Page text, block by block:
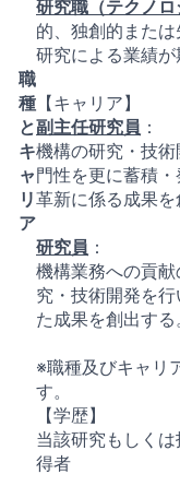
職
種
と
キ
ャ
リ
ア
研究職（テクノロ
的、独創的また
研究による業績
【キャリア】
副主任研究員 ：
機構の研究・技
門性を更に蓄積
革新に係る成果を
研究員 ：
機構業務への貢
究・技術開発を
た成果を創出する
※職種及びキャリ
す。
【学歴】
当該研究もしく
得者